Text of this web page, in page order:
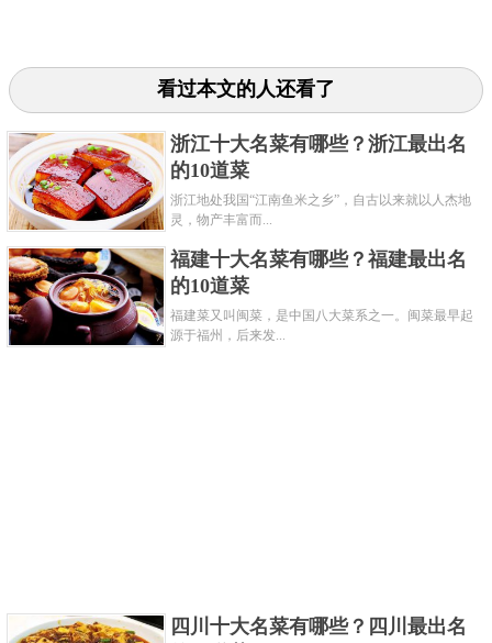
故事，但是找来的演员居然叫做马克·查普曼，正好就
是当年枪杀约翰的凶手。
7、托马斯·杰弗逊和约翰·亚当斯
看过本文的人还看了
浙江十大名菜有哪些？浙江最出名
的10道菜
浙江地处我国“江南鱼米之乡”，自古以来就以人杰地
灵，物产丰富而...
福建十大名菜有哪些？福建最出名
的10道菜
福建菜又叫闽菜，是中国八大菜系之一。闽菜最早起
源于福州，后来发...
四川十大名菜有哪些？四川最出名